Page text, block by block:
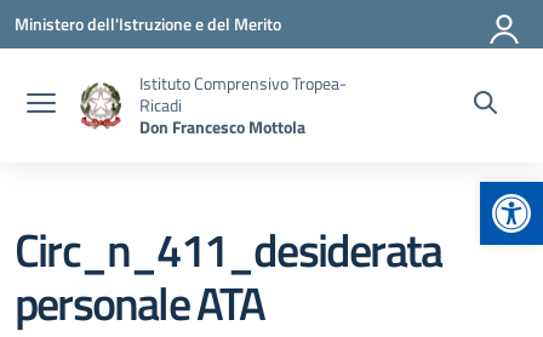
Vai ai contenuti
Vai al menu di navigazione
Vai al footer
Ministero dell'Istruzione e del Merito
Istituto Comprensivo Tropea-
Ricadi
Don Francesco Mottola
Circ_n_411_desiderata
personale ATA